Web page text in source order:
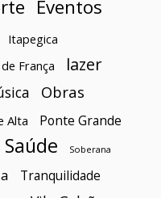
Eventos
Itapegica
França
lazer
Obras
Alta Ponte Grande
Saúde Soberana
Tranquilidade